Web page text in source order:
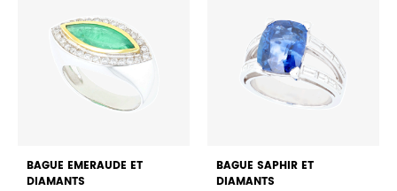
BAGUE EMERAUDE ET
DIAMANTS
BAGUE SAPHIR ET
DIAMANTS